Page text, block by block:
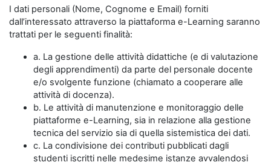
I dati personali (Nome, Cognome e Email) forniti
dall’interessato attraverso la piattaforma e-Learning saranno
trattati per le seguenti finalità:
a. La gestione delle attività didattiche (e di valutazione
degli apprendimenti) da parte del personale docente
e/o svolgente funzione (chiamato a cooperare alle
attività di docenza).
b. Le attività di manutenzione e monitoraggio delle
piattaforme e-Learning, sia in relazione alla gestione
tecnica del servizio sia di quella sistemistica dei dati.
c. La condivisione dei contributi pubblicati dagli
studenti iscritti nelle medesime istanze avvalendosi